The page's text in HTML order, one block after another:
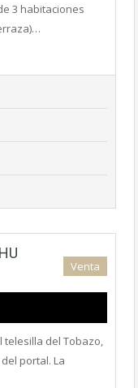
3 habitaciones
Venta
del Tobazo,
portal. La